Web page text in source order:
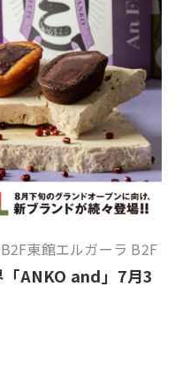
東館エルガーラ B2F
ANKO and」7月3